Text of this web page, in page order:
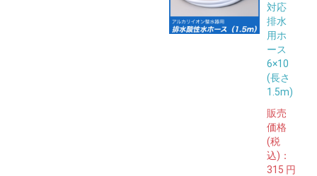
対応
排水
用ホ
ース
6×10
(長さ
1.5m)
販売
価格
(税
込)：
315 円